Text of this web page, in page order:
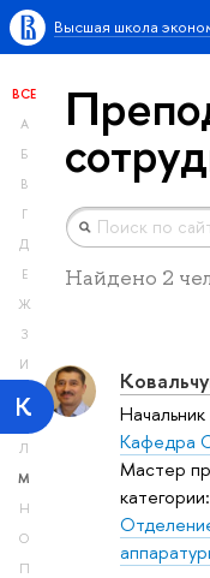
Высшая школа
ВСЕ
А
Б
В
Г
Д
Е
Ж
З
И
К
Л
М
Н
О
П
Найдено 2
Кафедра
Мастер
категории: